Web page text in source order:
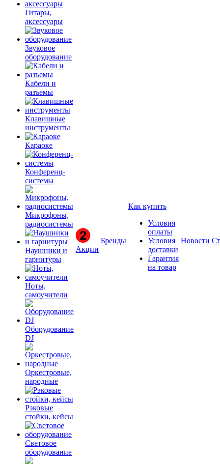
Гитары,
аксессуары
Звуковое
оборудование
Кабели и
разъемы
Клавишные
инструменты
Караоке
Конференц-
системы
Микрофоны,
радиосистемы
Наушники и
гарнитуры
Ноты,
самоучители
Оборудование
DJ
Оркестровые,
народные
Рэковые
стойки, кейсы
Световое
оборудование
Акции
Бренды
Как купить
Условия
оплаты
Условия
доставки
Гарантия
на товар
Новости